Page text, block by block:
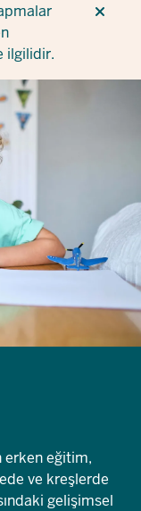
ilgilidir.
erken eğitim,
ve kreşlerde
gelişimsel